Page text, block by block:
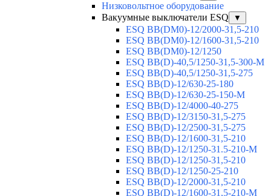
Низковольтное оборудование
Вакуумные выключатели ESQ
▼
ESQ ВВ(DM0)-12/2000-31,5-210
ESQ ВВ(DM0)-12/1600-31,5-210
ESQ ВВ(DM0)-12/1250
ESQ ВВ(D)-40,5/1250-31,5-300-М
ESQ ВВ(D)-40,5/1250-31,5-275
ESQ ВВ(D)-12/630-25-180
ESQ ВВ(D)-12/630-25-150-М
ESQ ВВ(D)-12/4000-40-275
ESQ ВВ(D)-12/3150-31,5-275
ESQ ВВ(D)-12/2500-31,5-275
ESQ ВВ(D)-12/1600-31,5-210
ESQ ВВ(D)-12/1250-31.5-210-М
ESQ ВВ(D)-12/1250-31,5-210
ESQ ВВ(D)-12/1250-25-210
ESQ BB(D)-12/2000-31,5-210
ESQ BB(D)-12/1600-31,5-210-М